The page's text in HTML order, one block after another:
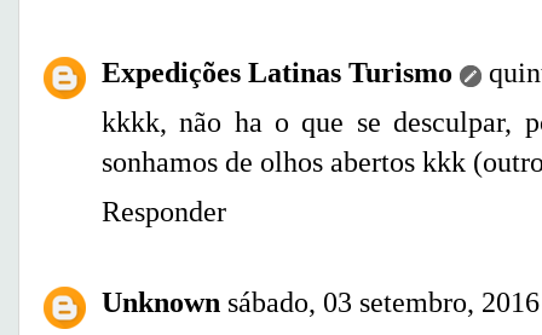
Expedições Latinas Turismo
kkkk, não ha o que se desculpar,
sonhamos de olhos abertos kkk
Responder
Unknown sábado, 03 setembro, 2016